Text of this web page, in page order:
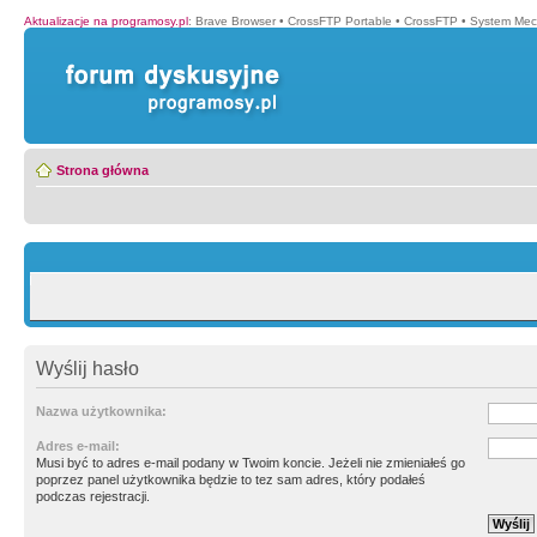
Aktualizacje na programosy.pl: Brave Browser • CrossFTP Portable • CrossFTP • System
Strona główna
Wyślij hasło
Nazwa użytkownika:
Adres e-mail:
Musi być to adres e-mail podany w Twoim koncie. Jeżeli nie zmieniałeś go
poprzez panel użytkownika będzie to tez sam adres, który podałeś
podczas rejestracji.